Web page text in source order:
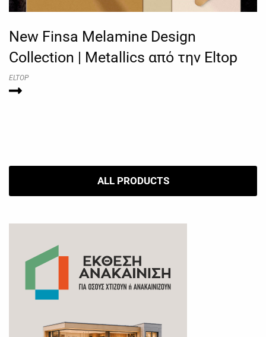
New Finsa Melamine Design
Collection | Metallics από την Eltop
ELTOP
ALL PRODUCTS